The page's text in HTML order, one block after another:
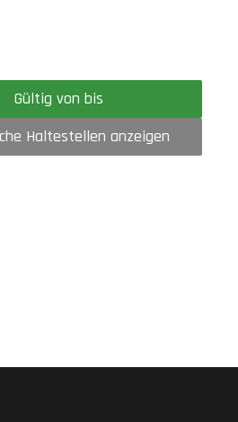
Gültig von bis
Haltestellen anzeigen